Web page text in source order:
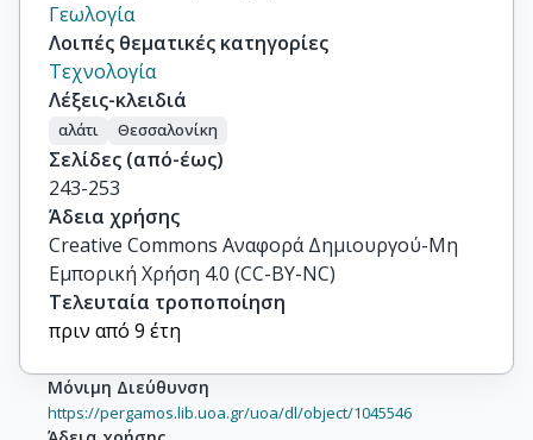
Γεωλογία
Λοιπές θεματικές κατηγορίες
Τεχνολογία
Λέξεις-κλειδιά
αλάτι Θεσσαλονίκη
Σελίδες (από-έως)
243-253
Άδεια χρήσης
Creative Commons Αναφορά Δημιουργού-Μη
Εμπορική Χρήση 4.0 (CC-BY-NC)
Τελευταία τροποποίηση
πριν από 9 έτη
Μόνιμη Διεύθυνση
https://pergamos.lib.uoa.gr/uoa/dl/object/1045546